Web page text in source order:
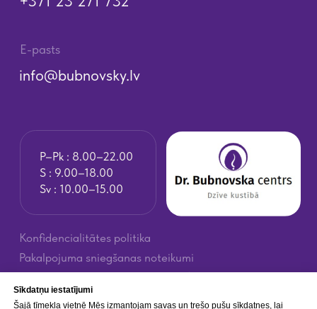
Sīkdatņu iestatījumi
Šajā tīmekļa vietnē Mēs izmantojam savas un trešo pušu sīkdatnes, lai